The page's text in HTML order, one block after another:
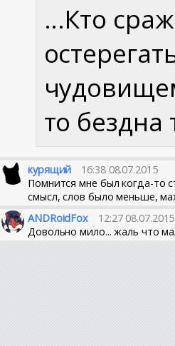
...Кто
то бездна
курящий
16:38 08.07.2015
Помнится мне был когда-то
смысл, слов было меньше,
ANDRoidFox
12:27 08.07.2015
Довольно мило... жаль что